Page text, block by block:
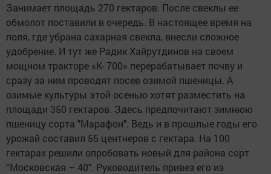
Занимает площадь 270 гектаров. После свеклы ее
обмолот поставили в очередь. В настоящее время на
поля, где убрана сахарная свекла, внесли сложное
удобрение. И тут же Радик Хайрутдинов на своем
мощном тракторе «К- 700» перерабатывает почву и
сразу за ним проводят посев озимой пшеницы. А
озимые культуры этой осенью хотят разместить на
площади 350 гектаров. Здесь предпочитают зимнюю
пшеницу сорта "Марафон". Ведь и в прошлые годы его
урожай составил 55 центнеров с гектара. На 100
гектарах решили опробовать новый для района сорт
“Московская – 40". Руководитель привез его из